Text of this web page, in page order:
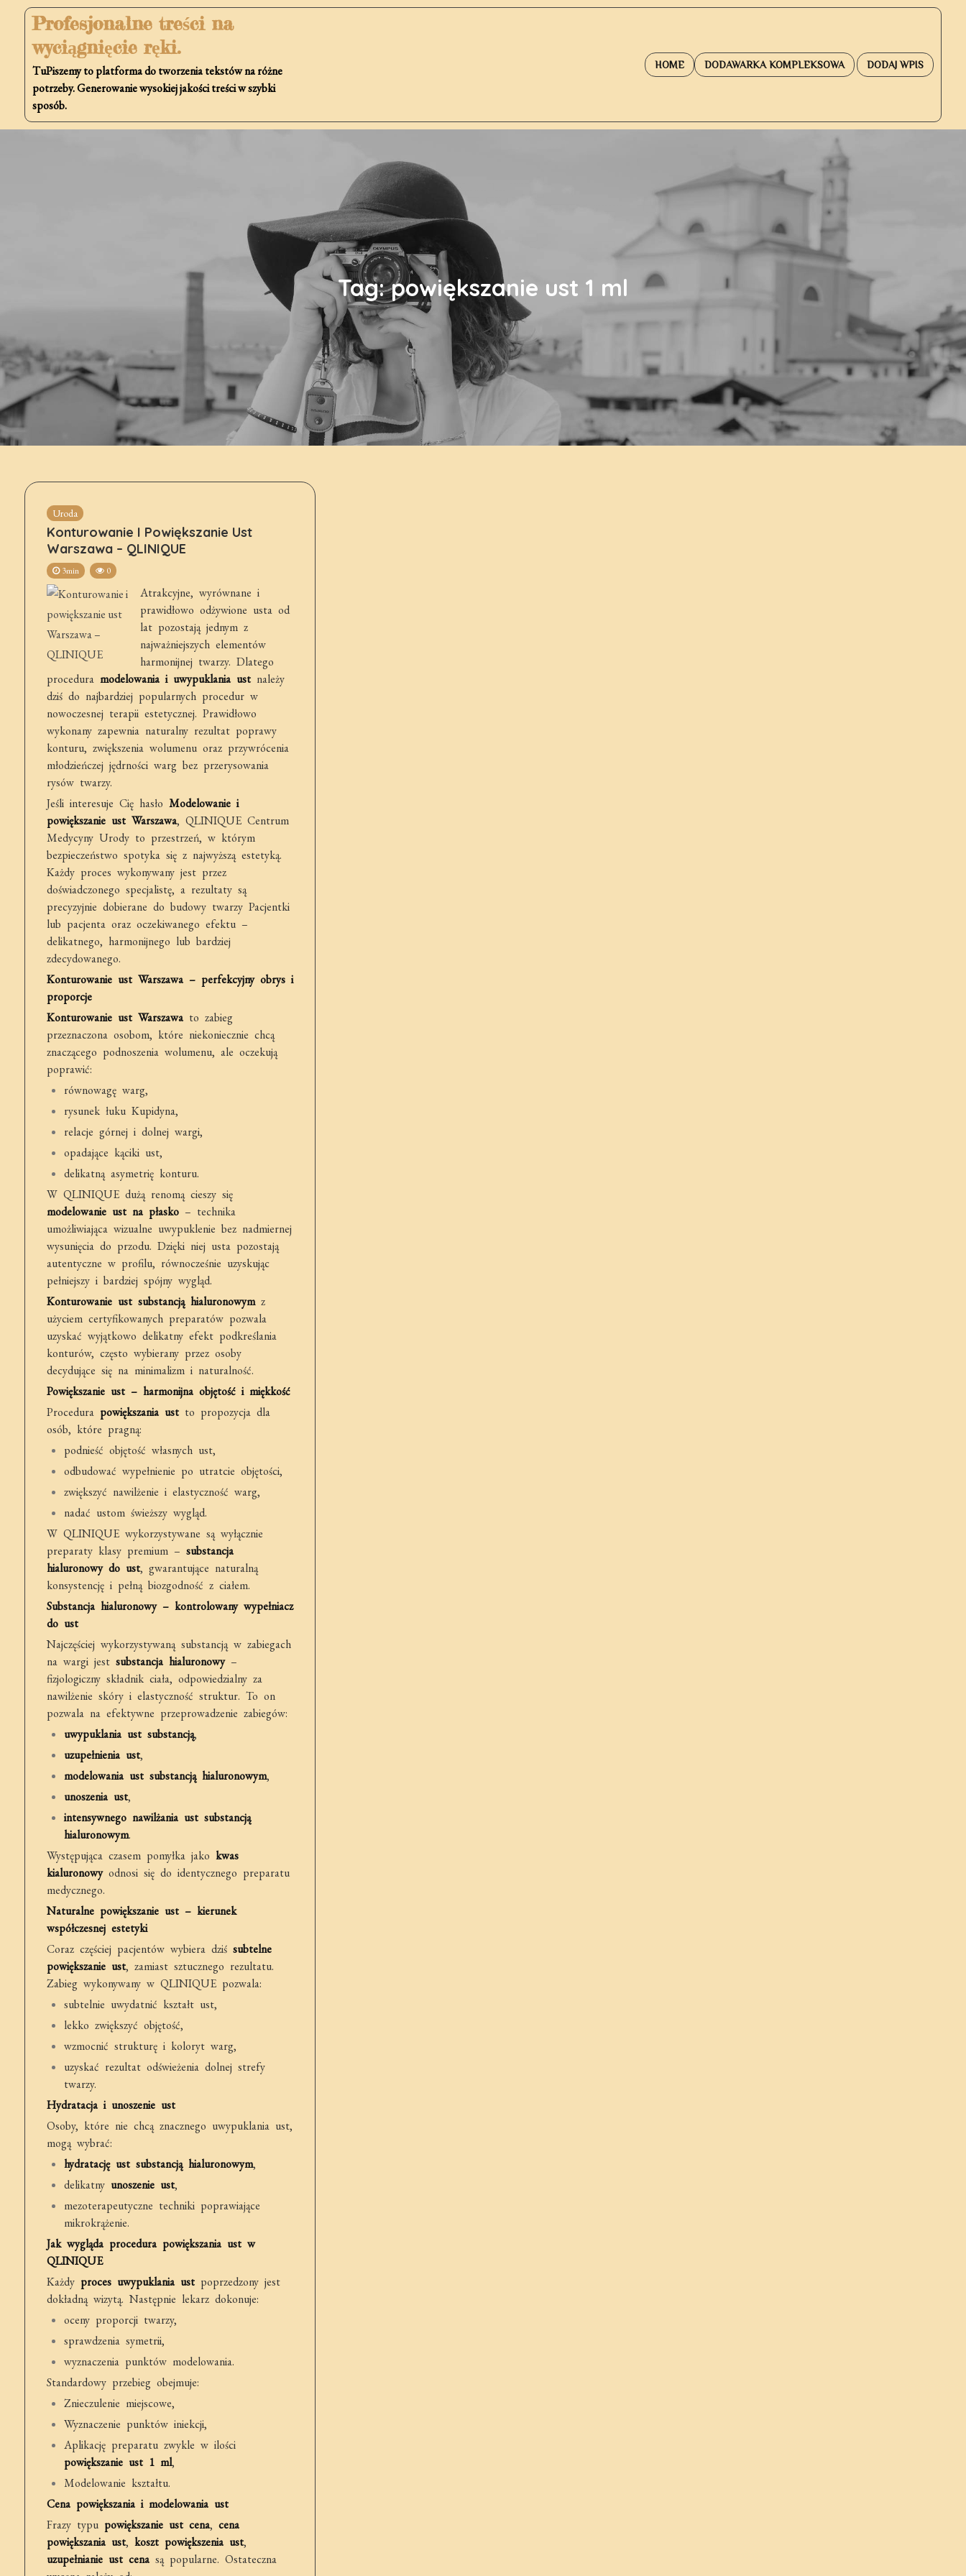
content
Profesjonalne treści na
wyciągnięcie ręki.
TuPiszemy to platforma do tworzenia tekstów na różne
potrzeby. Generowanie wysokiej jakości treści w szybki
sposób.
HOME DODAWARKA KOMPLEKSOWA DODAJ WPIS
Tag:powiększanie ust 1 ml
Uroda
Konturowanie I Powiększanie Ust
Warszawa – QLINIQUE
3min 0
Atrakcyjne, wyrównane i
prawidłowo odżywione usta od
lat pozostają jednym z
najważniejszych elementów
harmonijnej twarzy. Dlatego
procedura modelowania i uwypuklania ustnależy
dziś do najbardziej popularnych procedur w
nowoczesnej terapii estetycznej. Prawidłowo
wykonany zapewnia naturalny rezultat poprawy
konturu, zwiększenia wolumenu oraz przywrócenia
młodzieńczej jędrności warg bez przerysowania
rysów twarzy.
Jeśli interesuje Cię hasło Modelowanie i
powiększanie ust Warszawa, QLINIQUE Centrum
Medycyny Urody to przestrzeń, w którym
bezpieczeństwo spotyka się z najwyższą estetyką.
Każdy proces wykonywany jest przez
doświadczonego specjalistę, a rezultaty są
precyzyjnie dobierane do budowy twarzy Pacjentki
lub pacjenta oraz oczekiwanego efektu –
delikatnego, harmonijnego lub bardziej
zdecydowanego.
Konturowanie ust Warszawa – perfekcyjny obrys i
proporcje
Konturowanie ust Warszawato zabieg
przeznaczona osobom, które niekoniecznie chcą
znaczącego podnoszenia wolumenu, ale oczekują
poprawić:
równowagę warg,
rysunek łuku Kupidyna,
relacje górnej i dolnej wargi,
opadające kąciki ust,
delikatną asymetrię konturu.
W QLINIQUE dużą renomą cieszy się
modelowanie ust na płasko– technika
umożliwiająca wizualne uwypuklenie bez nadmiernej
wysunięcia do przodu. Dzięki niej usta pozostają
autentyczne w profilu, równocześnie uzyskując
pełniejszy i bardziej spójny wygląd.
Konturowanie ust substancją hialuronowymz
użyciem certyfikowanych preparatów pozwala
uzyskać wyjątkowo delikatny efekt podkreślania
konturów, często wybierany przez osoby
decydujące się na minimalizm i naturalność.
Powiększanie ust – harmonijna objętość i miękkość
Procedura powiększania ustto propozycja dla
osób, które pragną:
podnieść objętość własnych ust,
odbudować wypełnienie po utratcie objętości,
zwiększyć nawilżenie i elastyczność warg,
nadać ustom świeższy wygląd.
W QLINIQUE wykorzystywane są wyłącznie
preparaty klasy premium – substancja
hialuronowy do ust, gwarantujące naturalną
konsystencję i pełną biozgodność z ciałem.
Substancja hialuronowy – kontrolowany wypełniacz
do ust
Najczęściej wykorzystywaną substancją w zabiegach
na wargi jest substancja hialuronowy–
fizjologiczny składnik ciała, odpowiedzialny za
nawilżenie skóry i elastyczność struktur. To on
pozwala na efektywne przeprowadzenie zabiegów:
uwypuklania ust substancją,
uzupełnienia ust,
modelowania ust substancją hialuronowym,
unoszenia ust,
intensywnego nawilżania ust substancją
hialuronowym.
Występująca czasem pomyłka jako kwas
kialuronowyodnosi się do identycznego preparatu
medycznego.
Naturalne powiększanie ust – kierunek
współczesnej estetyki
Coraz częściej pacjentów wybiera dziś subtelne
powiększanie ust, zamiast sztucznego rezultatu.
Zabieg wykonywany w QLINIQUE pozwala:
subtelnie uwydatnić kształt ust,
lekko zwiększyć objętość,
wzmocnić strukturę i koloryt warg,
uzyskać rezultat odświeżenia dolnej strefy
twarzy.
Hydratacja i unoszenie ust
Osoby, które nie chcą znacznego uwypuklania ust,
mogą wybrać:
hydratację ust substancją hialuronowym,
delikatny unoszenie ust,
mezoterapeutyczne techniki poprawiające
mikrokrążenie.
Jak wygląda procedura powiększania ust w
QLINIQUE
Każdy proces uwypuklania ustpoprzedzony jest
dokładną wizytą. Następnie lekarz dokonuje:
oceny proporcji twarzy,
sprawdzenia symetrii,
wyznaczenia punktów modelowania.
Standardowy przebieg obejmuje:
Znieczulenie miejscowe,
Wyznaczenie punktów iniekcji,
Aplikację preparatu zwykle w ilości
powiększanie ust 1 ml,
Modelowanie kształtu.
Cena powiększania i modelowania ust
Frazy typu powiększanie ust cena, cena
powiększania ust, koszt powiększenia ust,
uzupełnianie ust cenasą popularne. Ostateczna